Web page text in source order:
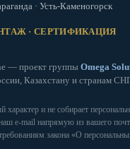
· Усть-Каменогорск
· СЕРТИФИКАЦИЯ
— проект группы Omega
Казахстану и странам
характер и не собирает
e‑mail напрямую из вашего
закона «О